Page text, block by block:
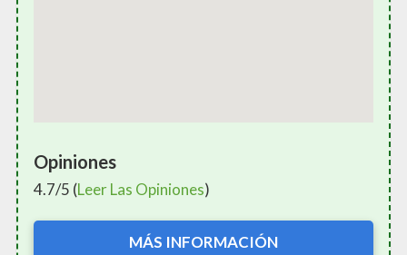
Opiniones
4.7/5 (Leer Las Opiniones)
MÁS INFORMACIÓN